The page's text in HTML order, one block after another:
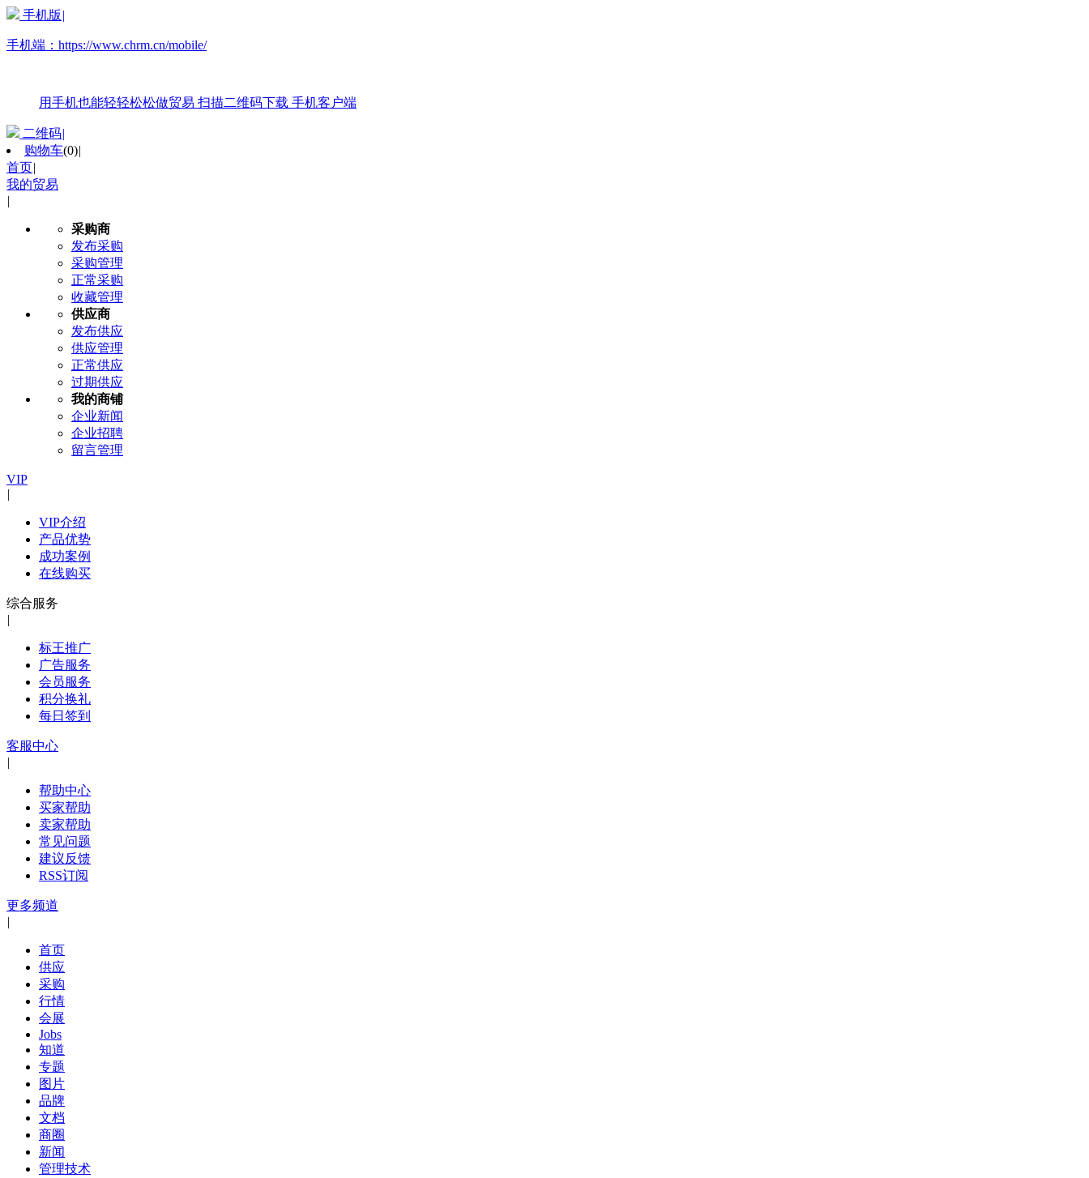
手机版 |
手机端： https://www.chrm.cn/mobile/
用手机也能轻轻松松做贸易 扫描二维码下载 手机客户端
二维码|
购物车(0)|
首页|
我的贸易
|
采购商
发布采购
采购管理
正常采购
收藏管理
供应商
发布供应
供应管理
正常供应
过期供应
我的商铺
企业新闻
企业招聘
留言管理
VIP
|
VIP介绍
产品优势
成功案例
在线购买
综合服务
|
标王推广
广告服务
会员服务
积分换礼
每日签到
客服中心
|
帮助中心
买家帮助
卖家帮助
常见问题
建议反馈
RSS订阅
更多频道
|
首页
供应
采购
行情
会展
Jobs
知道
专题
图片
品牌
文档
商圈
新闻
管理技术